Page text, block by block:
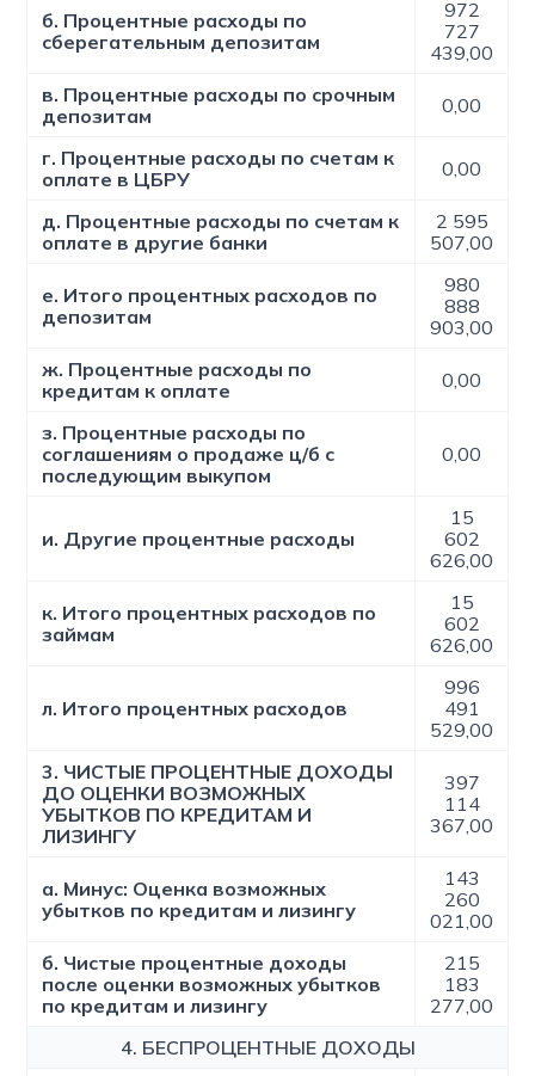
б. Процентные расходы по
сберегательным депозитам
972
727
439,00
в. Процентные расходы по срочным
депозитам
0,00
г. Процентные расходы по счетам к
оплате в ЦБРУ
0,00
д. Процентные расходы по счетам к
оплате в другие банки
2 595
507,00
е. Итого процентных расходов по
депозитам
980
888
903,00
ж. Процентные расходы по
кредитам к оплате
0,00
з. Процентные расходы по
соглашениям о продаже ц/б с
последующим выкупом
0,00
и. Другие процентные расходы
15
602
626,00
к. Итого процентных расходов по
займам
15
602
626,00
л. Итого процентных расходов
996
491
529,00
3. ЧИСТЫЕ ПРОЦЕНТНЫЕ ДОХОДЫ
ДО ОЦЕНКИ ВОЗМОЖНЫХ
УБЫТКОВ ПО КРЕДИТАМ И
ЛИЗИНГУ
397
114
367,00
а. Минус: Оценка возможных
убытков по кредитам и лизингу
143
260
021,00
б. Чистые процентные доходы
после оценки возможных убытков
по кредитам и лизингу
215
183
277,00
4. БЕСПРОЦЕНТНЫЕ ДОХОДЫ